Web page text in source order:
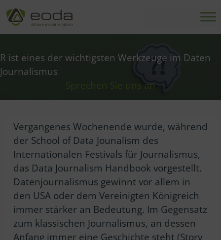
Zum
Inhalt
springen
R ist eines der wichtigsten Werkzeuge im Daten
Journalismus
Sprechen Sie uns an
Vergangenes Wochenende wurde, während
der School of Data Jounalism des
Internationalen Festivals für Journalismus,
das Data Journalism Handbook vorgestellt.
Datenjournalismus gewinnt vor allem in
den USA oder dem Vereinigten Königreich
immer stärker an Bedeutung. Im Gegensatz
zum klassischen Journalismus, an dessen
Anfang immer eine Geschichte steht (Story